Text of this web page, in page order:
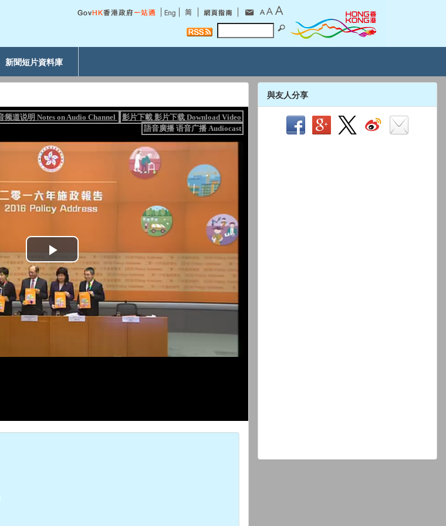
新聞短片資料庫
與友人分享